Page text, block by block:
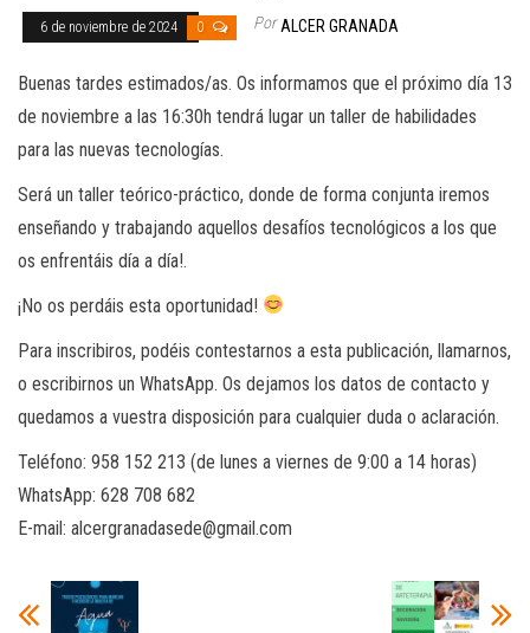
6 de noviembre de 2024 0 Por ALCER GRANADA
Buenas tardes estimados/as. Os informamos que el próximo día 13
de noviembre a las 16:30h tendrá lugar un taller de habilidades
para las nuevas tecnologías.
Será un taller teórico-práctico, donde de forma conjunta iremos
enseñando y trabajando aquellos desafíos tecnológicos a los que
os enfrentáis día a día!.
¡No os perdáis esta oportunidad!
Para inscribiros, podéis contestarnos a esta publicación, llamarnos,
o escribirnos un WhatsApp. Os dejamos los datos de contacto y
quedamos a vuestra disposición para cualquier duda o aclaración.
Teléfono: 958 152 213 (de lunes a viernes de 9:00 a 14 horas)
WhatsApp: 628 708 682
E-mail: alcergranadasede@gmail.com